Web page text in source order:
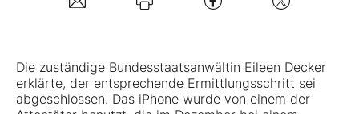
Kontakt
Die zuständige Bundesstaatsanwältin Eileen Decker
erklärte, der entsprechende Ermittlungsschritt sei
abgeschlossen. Das iPhone wurde von einem der